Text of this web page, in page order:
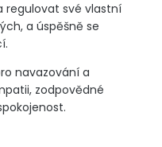
regulovat své vlastní
a úspěšně se
navazování a
zodpovědné